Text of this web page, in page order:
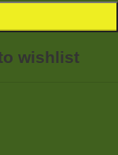
wishlist